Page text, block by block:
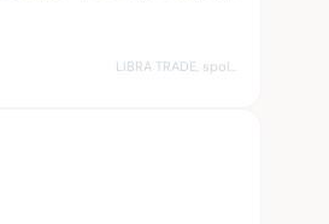
LIBRA TRADE, spol.s.r.o.